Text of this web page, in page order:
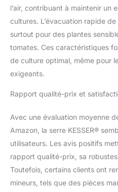
la
l’air, contribuant à maintenir un
cultures. L’évacuation rapide de
surtout pour des plantes
tomates. Ces caractéristiques
de culture optimal, même pour
exigeants.
Rapport qualité-prix et
Avec une évaluation moyenne
Amazon, la serre KESSER®
utilisateurs. Les avis positifs
rapport qualité-prix, sa
Toutefois, certains clients ont
mineurs, tels que des pièces